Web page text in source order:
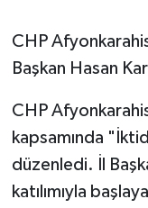
CHP
Başkan Hasan
CHP
kapsamında
düzenledi. İl
katılımıyla